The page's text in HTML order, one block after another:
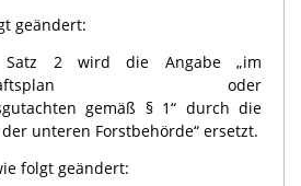
geändert:
2 wird die Angabe „im
oder
gemäß § 1“ durch die
unteren Forstbehörde“ ersetzt.
folgt geändert: